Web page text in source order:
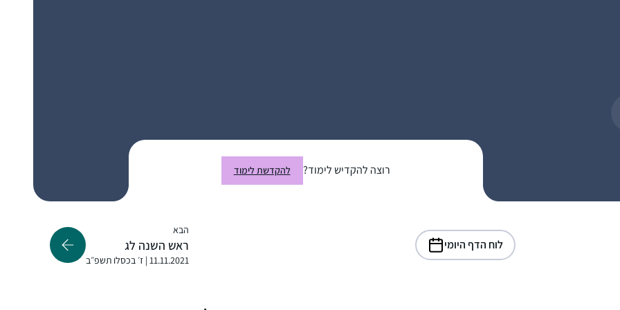
רוצה להקדיש לימוד? להקדשת לימוד
לוח הדף היומי
הבא
ראש השנה לג
11.11.2021 | ז׳ בכסלו תשפ״ב
חומר הלימוד שלי אז. לאחר הסיום הגדול בבנייני
האומה החלטתי להמשיך. וב”ה מאז עם הפסקות
קטנות של קורונה ולידה אני משתדלת להמשיך
זה משפיע מאוד על היום יום שלי ועל אף שאני
עסוקה בלימודי הלכה ותורה כל יום, זאת
מוריה תעסן מיכאלי